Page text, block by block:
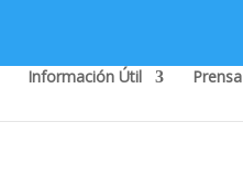
Información Útil Prensa